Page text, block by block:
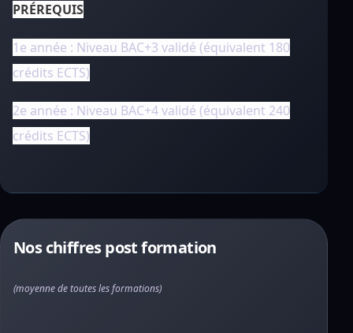
PRÉREQUIS
1e année : Niveau BAC+3 validé (équivalent 180
crédits ECTS)
2e année : Niveau BAC+4 validé (équivalent 240
crédits ECTS)
Nos chiffres post formation
(moyenne de toutes les formations)